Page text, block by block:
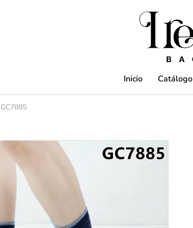
Inicio Catálogo
GC7885